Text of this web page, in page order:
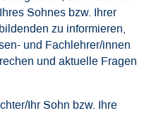
Sohnes bzw. Ihrer
zu informieren,
und Fachlehrer/innen
und aktuelle Fragen
Ihr Sohn bzw. Ihre